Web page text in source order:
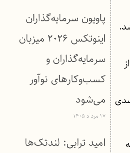
۶۰درصدی
پاویون سرمایه‌گذاران
اینوتکس ۲۰۲۶ میزبان
سرمایه‌گذاران و
کسب‌وکارهای نوآور
می‌شود
۱۷ مرداد ۱۴۰۵
امید ترابی: لندتک‌ها